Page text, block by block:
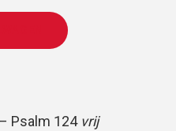
Psalm 124 vrij